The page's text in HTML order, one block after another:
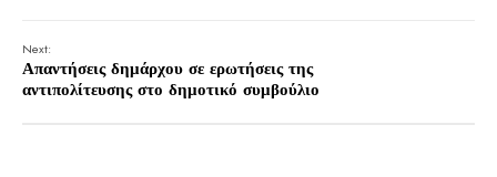
Next:
Απαντήσεις δημάρχου σε ερωτήσεις της
αντιπολίτευσης στο δημοτικό συμβούλιο